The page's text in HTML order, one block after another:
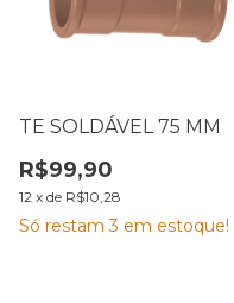
TE SOLDÁVEL 75 MM
R$99,90
12 x de R$10,28
Só restam3 em estoque!